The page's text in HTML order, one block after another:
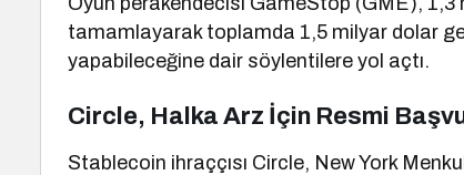
tamamlayarak toplamda 1,5 milyar dolar
yapabileceğine dair söylentilere yol açtı.
Circle, Halka Arz İçin Resmi
Stablecoin ihraççısı Circle, New York